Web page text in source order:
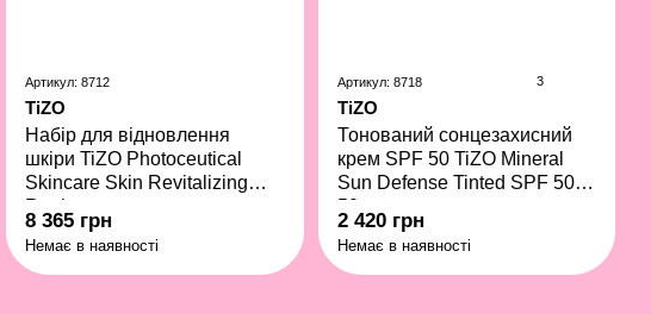
Артикул: 8712
TiZO
Набір для відновлення
шкіри TiZO Photoceutical
Skincare Skin Revitalizing
Regimen
8 365 грн
Немає в наявності
Артикул: 8718 3
TiZO
Тонований сонцезахисний
крем SPF 50 TiZO Mineral
Sun Defense Tinted SPF 50
50 г
2 420 грн
Немає в наявності